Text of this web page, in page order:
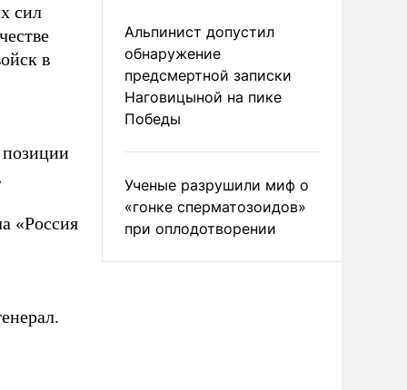
сил
в
позиции
«Россия
Альпинист допустил
обнаружение
предсмертной записки
Наговицыной на пике
Победы
Ученые разрушили миф о
«гонке сперматозоидов»
при оплодотворении